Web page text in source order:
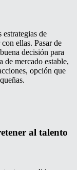
estrategias de
ellas. Pasar de
decisión para
de mercado estable,
opción que
al talento